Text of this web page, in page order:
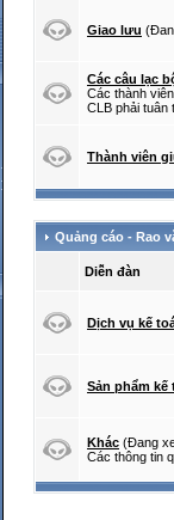
Giao lưu
Các câu lạc
Các thành
CLB phải tuân
Thành viên
Quảng cáo - Rao
Diễn đàn
Dịch vụ kế
Sản phẩm kế
Khác (Đang
Các thông tin